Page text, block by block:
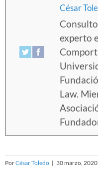
César
experto
Law.
PorCésar Toledo | 30 marzo, 2020